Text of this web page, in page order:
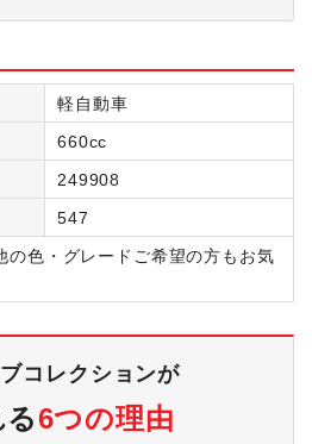
軽自動車
660cc
249908
547
色・グレードご希望の方もお気
コレクションが
6つの理由